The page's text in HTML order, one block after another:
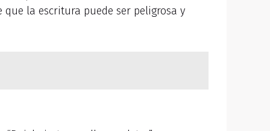
la escritura puede ser peligrosa y